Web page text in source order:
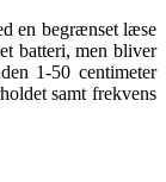
en begrænset læse
batteri, men bliver
1-50 centimeter
samt frekvens